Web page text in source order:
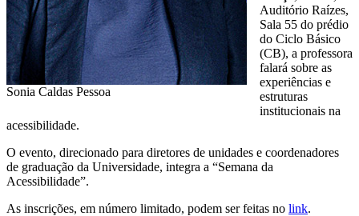
Sonia Caldas Pessoa
Auditório Raízes,
Sala 55 do prédio
do Ciclo Básico
(CB), a professora
falará sobre as
experiências e
estruturas
institucionais na
acessibilidade.
O evento, direcionado para diretores de unidades e coordenadores
de graduação da Universidade, integra a “Semana da
Acessibilidade”.
As inscrições, em número limitado, podem ser feitas no link.